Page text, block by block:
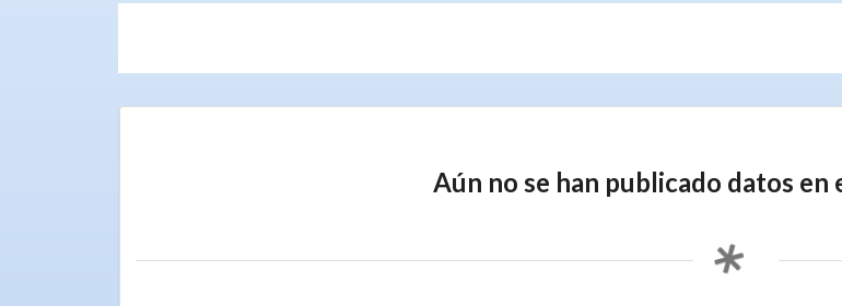
Aún no se han publicado datos en